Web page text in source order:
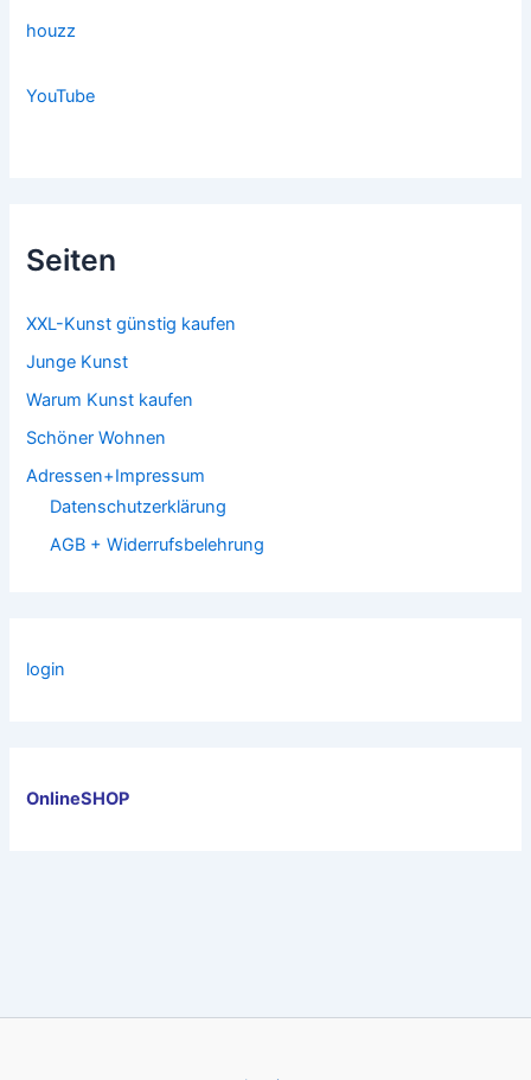
houzz
YouTube
Seiten
XXL-Kunst günstig kaufen
Junge Kunst
Warum Kunst kaufen
Schöner Wohnen
Adressen+Impressum
Datenschutzerklärung
AGB + Widerrufsbelehrung
login
OnlineSHOP